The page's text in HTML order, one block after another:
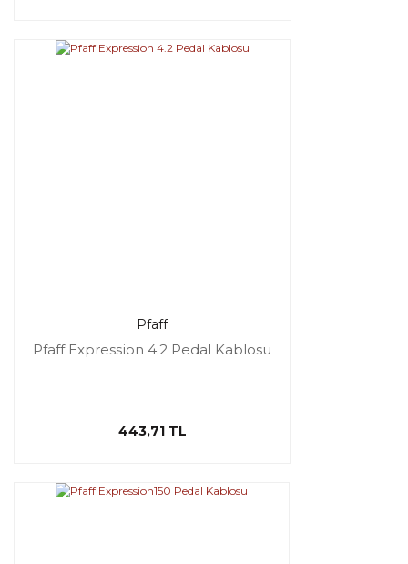
Pfaff
Pfaff Expression 4.2 Pedal Kablosu
443,71 TL